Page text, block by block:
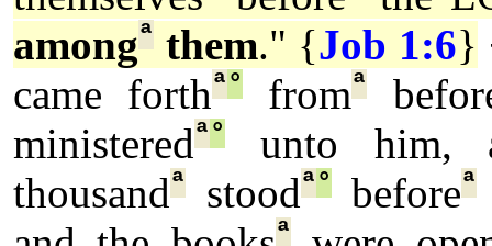
amongª them." {Job 1:6}
came forthª° fromª
ministeredª°
unto him,
thousandª stoodª°beforeª
ª